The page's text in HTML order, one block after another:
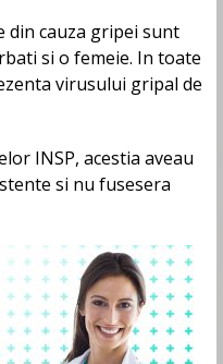
din cauza gripei sunt
si o femeie. In toate
virusului gripal de
INSP, acestia aveau
si nu fusesera